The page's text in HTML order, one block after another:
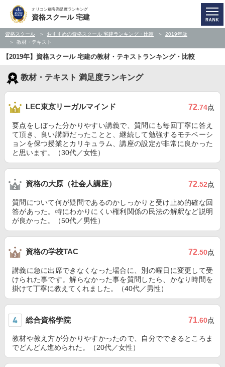
オリコン顧客満足度ランキング
資格スクール 宅建
資格スクール おすすめの資格スクール 宅建ランキング・比較
2019年版
教材・テキスト
【2019年】資格スクール 宅建の教材・テキストランキング・比較
教材・テキスト 満足度ランキング
LEC東京リーガルマインド 72.74点
要点をしぼった分かりやすい講義で、質問にも毎回丁寧に答え
て頂き、良い講師だったことと、継続して勉強するモチベーシ
ョンを保つ授業とカリキュラム、講座の設定が非常に良かった
と思います。（30代／女性）
資格の大原（社会人講座） 72.52点
質問について何が疑問であるのかしっかりと受け止め的確な回
答があった。特にわかりにくい権利関係の民法の解釈など説明
が良かった。（50代／男性）
資格の学校TAC 72.50点
講義に急に出席できなくなった場合に、別の曜日に変更して受
けられた事です。解らなかった事を質問したら、かなり時間を
掛けて丁寧に教えてくれました。（40代／男性）
総合資格学院 71.60点
教材や教え方が分かりやすかったので、自分でできるところま
でどんどん進められた。（20代／女性）